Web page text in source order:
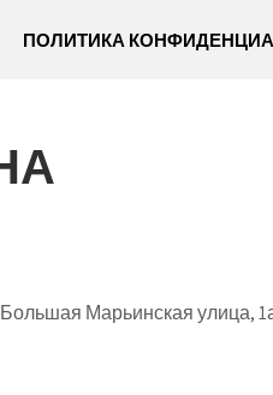
ПОЛИТИКА
Марьинская улица,